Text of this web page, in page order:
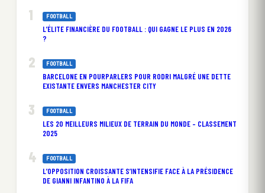
FOOTBALL
L’ÉLITE FINANCIÈRE DU FOOTBALL : QUI GAGNE LE PLUS EN 2026
?
FOOTBALL
BARCELONE EN POURPARLERS POUR RODRI MALGRÉ UNE DETTE
EXISTANTE ENVERS MANCHESTER CITY
FOOTBALL
LES 20 MEILLEURS MILIEUX DE TERRAIN DU MONDE – CLASSEMENT
2025
FOOTBALL
L’OPPOSITION CROISSANTE S’INTENSIFIE FACE À LA PRÉSIDENCE
DE GIANNI INFANTINO À LA FIFA